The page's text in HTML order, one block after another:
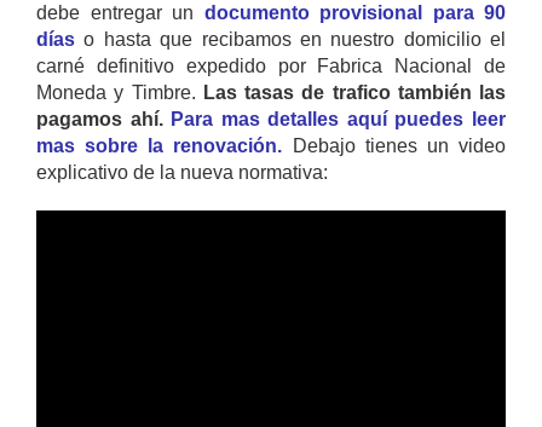
debe entregar un documento provisional para 90
días o hasta que recibamos en nuestro domicilio el
carné definitivo expedido por Fabrica Nacional de
Moneda y Timbre. Las tasas de trafico también las
pagamos ahí. Para mas detalles aquí puedes leer
mas sobre la renovación. Debajo tienes un video
explicativo de la nueva normativa: